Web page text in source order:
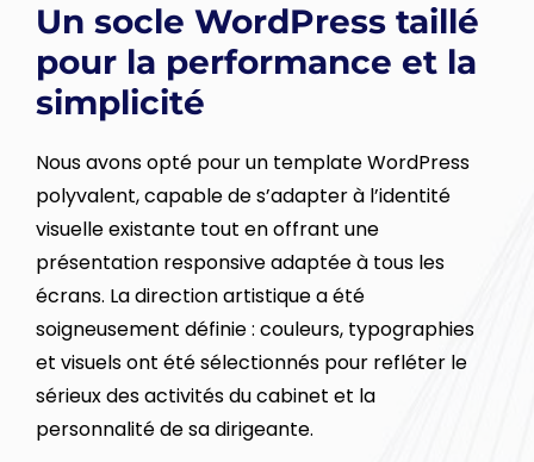
Un socle WordPress taillé
pour la performance et la
simplicité
Nous avons opté pour un template WordPress
polyvalent, capable de s’adapter à l’identité
visuelle existante tout en offrant une
présentation responsive adaptée à tous les
écrans. La direction artistique a été
soigneusement définie : couleurs, typographies
et visuels ont été sélectionnés pour refléter le
sérieux des activités du cabinet et la
personnalité de sa dirigeante.